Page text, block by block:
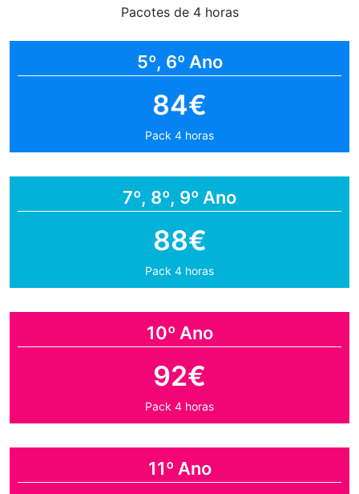
Pacotes de 4 horas
5º, 6º Ano
84€
Pack 4 horas
7º, 8º, 9º Ano
88€
Pack 4 horas
10º Ano
92€
Pack 4 horas
11º Ano